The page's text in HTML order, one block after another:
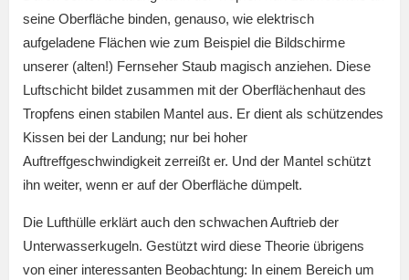
seine Oberfläche binden, genauso, wie elektrisch
aufgeladene Flächen wie zum Beispiel die Bildschirme
unserer (alten!) Fernseher Staub magisch anziehen. Diese
Luftschicht bildet zusammen mit der Oberflächenhaut des
Tropfens einen stabilen Mantel aus. Er dient als schützendes
Kissen bei der Landung; nur bei hoher
Auftreffgeschwindigkeit zerreißt er. Und der Mantel schützt
ihn weiter, wenn er auf der Oberfläche dümpelt.
Die Lufthülle erklärt auch den schwachen Auftrieb der
Unterwasserkugeln. Gestützt wird diese Theorie übrigens
von einer interessanten Beobachtung: In einem Bereich um